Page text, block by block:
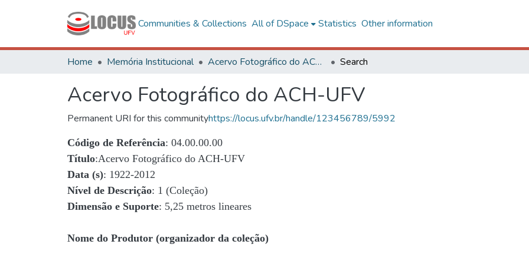
Communities & Collections All of DSpace Statistics Other information
Home Memória Institucional Acervo Fotográfico do ACH-UFV Search
Acervo Fotográfico do ACH-UFV
Permanent URI for this communityhttps://locus.ufv.br/handle/123456789/5992
Código de Referência: 04.00.00.00
Título:Acervo Fotográfico do ACH-UFV
Data (s): 1922-2012
Nível de Descrição: 1 (Coleção)
Dimensão e Suporte: 5,25 metros lineares
Nome do Produtor (organizador da coleção)